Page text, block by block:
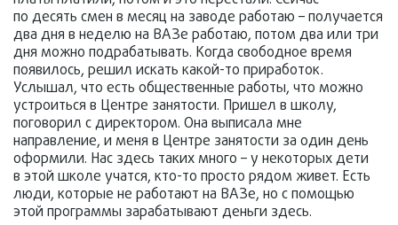
по десять смен в месяц на заводе работаю – получается
два дня в неделю на ВАЗе работаю, потом два или три
дня можно подрабатывать. Когда свободное время
появилось, решил искать какой-то приработок.
Услышал, что есть общественные работы, что можно
устроиться в Центре занятости. Пришел в школу,
поговорил с директором. Она выписала мне
направление, и меня в Центре занятости за один день
оформили. Нас здесь таких много – у некоторых дети
в этой школе учатся, кто-то просто рядом живет. Есть
люди, которые не работают на ВАЗе, но с помощью
этой программы зарабатывают деньги здесь.